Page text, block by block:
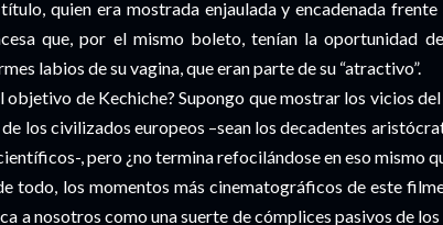
quien era mostrada enjaulada y encadenada
que, por el mismo boleto, tenían la oportunidad
labios de su vagina, que eran parte de su “atractivo”.
objetivo de Kechiche? Supongo que mostrar los vicios
los civilizados europeos –sean los decadentes
, pero ¿no termina refocilándose en eso mismo
todo, los momentos más cinematográficos de este
a nosotros como una suerte de cómplices pasivos de